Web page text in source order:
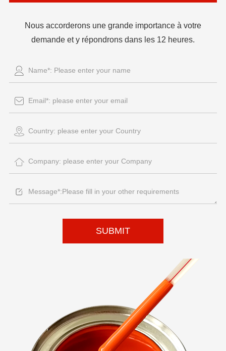
Nous accorderons une grande importance à votre
demande et y répondrons dans les 12 heures.
SUBMIT